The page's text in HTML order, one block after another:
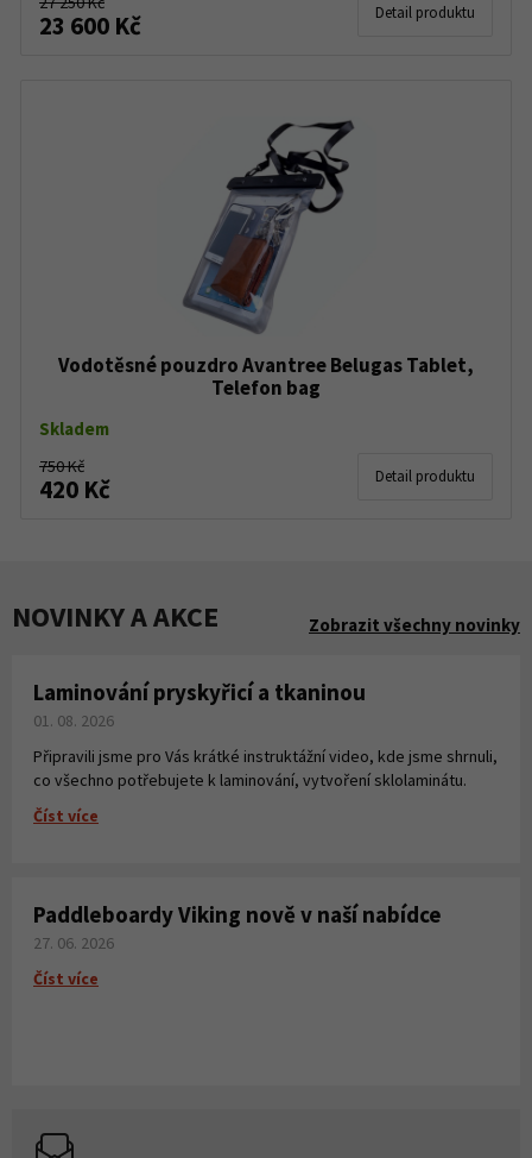
23 600 Kč Detail produktu
Vodotěsné pouzdro Avantree Belugas Tablet,
Telefon bag
Skladem
750 Kč
420 Kč Detail produktu
NOVINKY A AKCE Zobrazit všechny novinky
Laminování pryskyřicí a tkaninou
01. 08. 2026
Připravili jsme pro Vás krátké instruktážní video, kde jsme shrnuli,
co všechno potřebujete k laminování, vytvoření sklolaminátu.
Číst více
Paddleboardy Viking nově v naší nabídce
27. 06. 2026
Číst více